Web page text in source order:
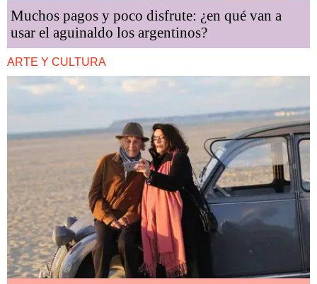
Muchos pagos y poco disfrute: ¿en qué van a
usar el aguinaldo los argentinos?
ARTE Y CULTURA